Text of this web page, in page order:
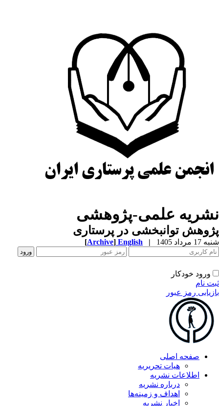
علمی-پژوهشی
توانبخشی در پرستاری
مرداد 1405 |
English
[Archive]
ورود خودکار
نام
رمز عبور
صفحه اصلی
هیات تحریریه
اطلاعات نشریه
درباره نشریه
اهداف و زمینه‌ها
اخبار نشریه